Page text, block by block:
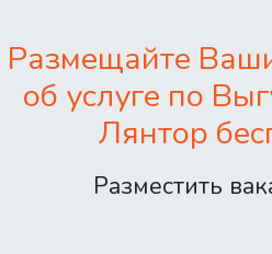
Размещайте
об услуге по
Лянтор
Разместить